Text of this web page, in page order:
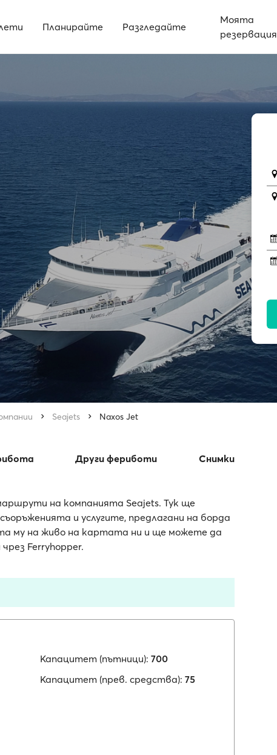
Планирайте Разгледайте
Моята
резервация
Seajets Naxos Jet
Други фериботи Снимки
на компанията Seajets. Тук ще
и услугите, предлагани на борда
му на живо на картата ни и ще можете да
Ferryhopper.
Капацитет (пътници): 700
Капацитет (прев. средства): 75